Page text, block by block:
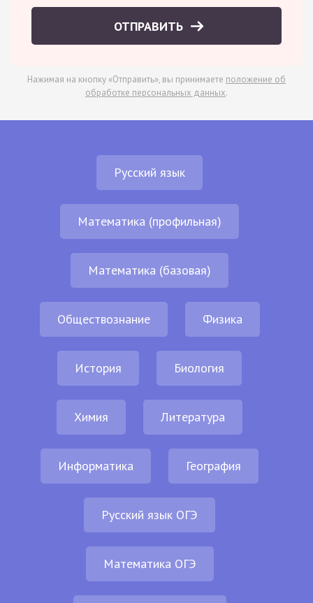
ОТПРАВИТЬ
Нажимая на кнопку «Отправить», вы принимаете положение об
обработке персональных данных.
Русский язык
Математика (профильная)
Математика (базовая)
Обществознание Физика
История Биология
Химия Литература
Информатика География
Русский язык ОГЭ
Математика ОГЭ